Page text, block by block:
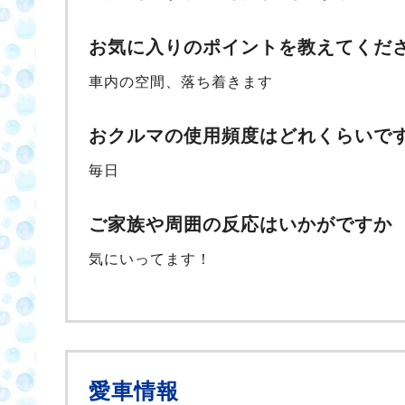
お気に入りのポイントを教えてくだ
車内の空間、落ち着きます
おクルマの使用頻度はどれくらいで
毎日
ご家族や周囲の反応はいかがですか
気にいってます！
愛車情報